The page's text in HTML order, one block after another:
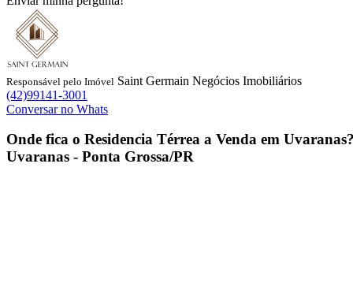
Responsável pelo Imóvel Saint Germain Negócios Imobiliários
(42)99141-3001
Conversar no Whats
Onde fica o Residencia Térrea a Venda em Uvaranas
Uvaranas - Ponta Grossa/PR